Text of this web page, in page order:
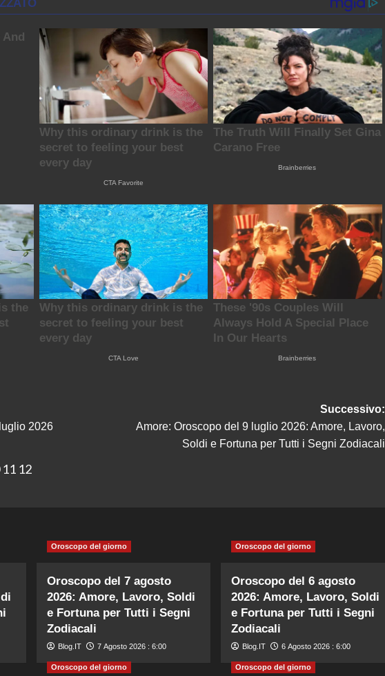
2026
Successivo:
Amore: Oroscopo del 9 luglio 2026: Amore, Lavoro,
Soldi e Fortuna per Tutti i Segni Zodiacali
11 12
Oroscopo del giorno
Oroscopo del 7 agosto
2026: Amore, Lavoro, Soldi
e Fortuna per Tutti i Segni
Zodiacali
Blog.IT 7 Agosto 2026 : 6:00
Oroscopo del giorno
Oroscopo del 6 agosto
2026: Amore, Lavoro, Soldi
e Fortuna per Tutti i Segni
Zodiacali
Blog.IT 6 Agosto 2026 : 6:00
Oroscopo del giorno Oroscopo del giorno